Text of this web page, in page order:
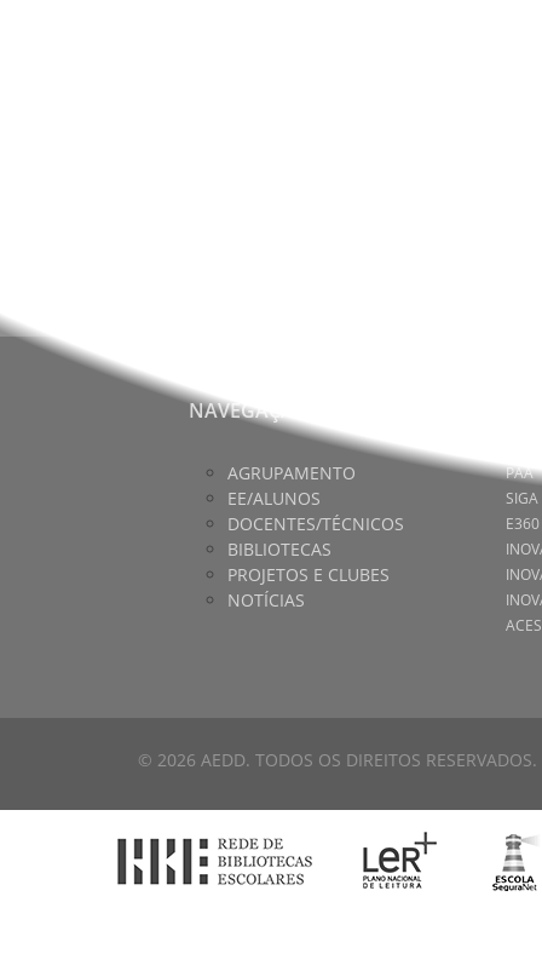
NAVEGAÇÃO
AGRUPAMENTO
EE/ALUNOS
DOCENTES/TÉCNICOS
BIBLIOTECAS
PROJETOS E CLUBES
NOTÍCIAS
PAA
SIGA
E360
© 2026 AEDD. TODOS OS DIREITOS RESERVADOS.